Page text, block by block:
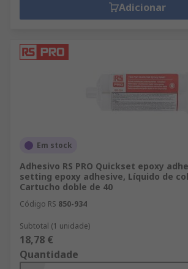
Adicionar
Em stock
Adhesivo RS PRO Quickset epoxy
setting epoxy adhesive, Líquido de
Cartucho doble de 40
Código RS 850-934
Subtotal (1 unidade)
18,78 €
Quantidade